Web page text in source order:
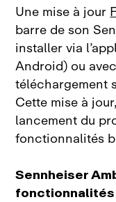
Une mise à jour
barre de son
installer via
Android) ou
téléchargement
Cette mise à
lancement du
fonctionnalités
Sennheiser
fonctionnalités